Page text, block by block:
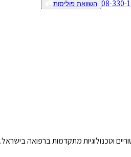
08-330- השוואת פוליסות
וטכנולוגיות מתקדמות ברפואה בישראל.